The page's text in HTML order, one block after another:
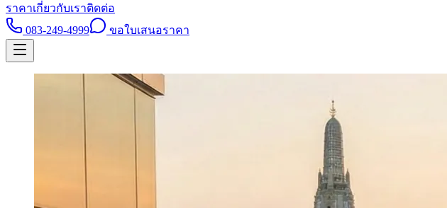
ราคาเกี่ยวกับเราติดต่อ
083-249-4999
ขอใบเสนอราคา